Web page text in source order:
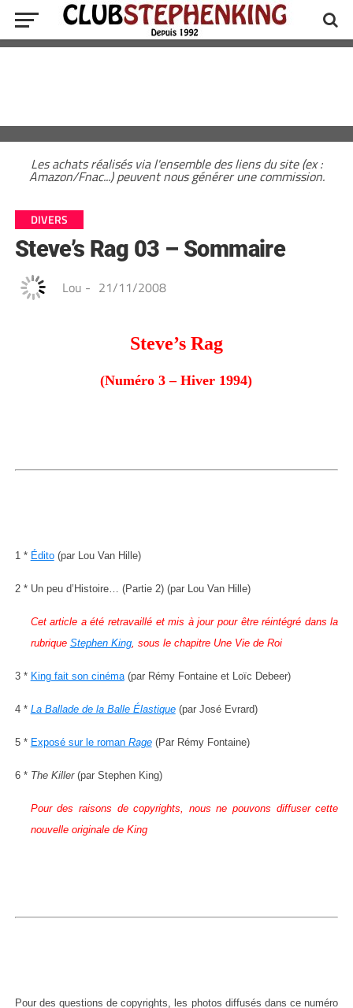
Les achats réalisés via l'ensemble des liens du site (ex :
Amazon/Fnac...) peuvent nous générer une commission.
DIVERS
Steve’s Rag 03 – Sommaire
Lou - 21/11/2008
Steve’s Rag
(Numéro 3 – Hiver 1994)
1 * Édito(par Lou Van Hille)
2 * Un peu d’Histoire… (Partie 2) (par Lou Van Hille)
Cet article a été retravaillé et mis à jour pour être réintégré dans la
rubrique Stephen King, sous le chapitre Une Vie de Roi
3 * King fait son cinéma(par Rémy Fontaine et Loïc Debeer)
4 * La Ballade de la Balle Élastique(par José Evrard)
5 * Exposé sur le roman Rage(Par Rémy Fontaine)
6 * The Killer(par Stephen King)
Pour des raisons de copyrights, nous ne pouvons diffuser cette
nouvelle originale de King
Pour des questions de copyrights, les photos diffusés dans ce numéro